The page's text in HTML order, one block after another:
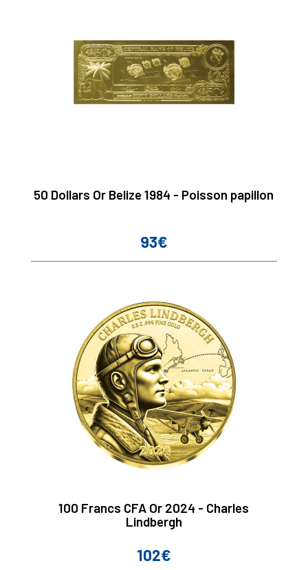
50 Dollars Or Belize 1984 - Poisson papillon
Prix
93€
100 Francs CFA Or 2024 - Charles
Lindbergh
Prix
102€